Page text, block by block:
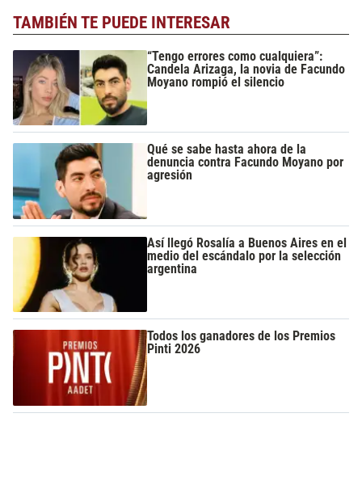
TAMBIÉN TE PUEDE INTERESAR
“Tengo errores como cualquiera”:
Candela Arizaga, la novia de Facundo
Moyano rompió el silencio
Qué se sabe hasta ahora de la
denuncia contra Facundo Moyano por
agresión
Así llegó Rosalía a Buenos Aires en el
medio del escándalo por la selección
argentina
Todos los ganadores de los Premios
Pinti 2026